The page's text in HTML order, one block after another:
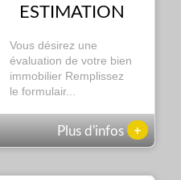
ESTIMATION
Vous désirez une
évaluation de votre bien
immobilier Remplissez
le formulair...
Plus d'infos +